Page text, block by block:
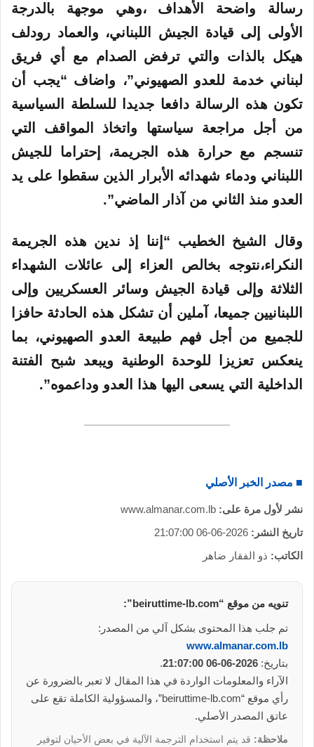
رسالة واضحة الأهداف ،وهي موجهة بالدرجة
الأولى إلى قيادة الجيش اللبناني، والعماد رودلف
هيكل بالذات والتي ترفض الصدام مع أي فريق
لبناني خدمة للعدو الصهيوني”، واضاف “يجب أن
تكون هذه الرسالة دافعا جديدا للسلطة السياسية
من أجل مراجعة سياستها واتخاذ المواقف التي
تنسجم مع حرارة هذه الجريمة، إحتراما للجيش
اللبناني ودماء شهدائه الأبرار الذين سقطوا على يد
العدو منذ الثاني من آذار الماضي”.
وقال الشيخ الخطيب “إننا إذ ندين هذه الجريمة
النكراء،نتوجه بخالص العزاء إلى عائلات الشهداء
الثلاثة وإلى قيادة الجيش وسائر العسكريين وإلى
اللبنانيين جميعا، آملين أن تشكل هذه الحادثة حافزا
للجميع من أجل فهم طبيعة العدو الصهيوني، بما
ينعكس تعزيزا للوحدة الوطنية ويبعد شبح الفتنة
الداخلية التي يسعى اليها هذا العدو وداعموه”.
■ مصدر الخبر الأصلي
نشر لأول مرة على: www.almanar.com.lb
تاريخ النشر: 2026-06-06 21:07:00
الكاتب: ذو الفقار ضاهر
تنويه من موقع “beiruttime-lb.com”:
تم جلب هذا المحتوى بشكل آلي من المصدر:
www.almanar.com.lb
بتاريخ: 2026-06-06 21:07:00
.
الآراء والمعلومات الواردة في هذا المقال لا تعبر بالضرورة عن
رأي موقع “beiruttime-lb.com”، والمسؤولية الكاملة تقع على
عاتق المصدر الأصلي.
ملاحظة: قد يتم استخدام الترجمة الآلية في بعض الأحيان لتوفير